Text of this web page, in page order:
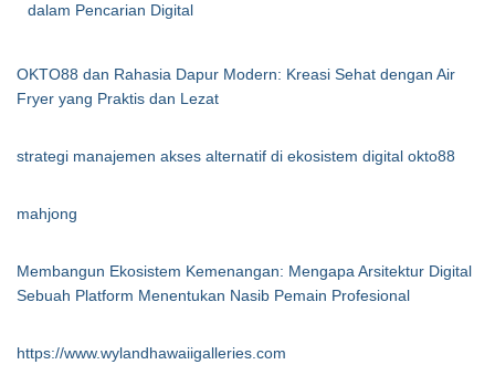
dalam Pencarian Digital
OKTO88 dan Rahasia Dapur Modern: Kreasi Sehat dengan Air
Fryer yang Praktis dan Lezat
strategi manajemen akses alternatif di ekosistem digital okto88
mahjong
Membangun Ekosistem Kemenangan: Mengapa Arsitektur Digital
Sebuah Platform Menentukan Nasib Pemain Profesional
https://www.wylandhawaiigalleries.com